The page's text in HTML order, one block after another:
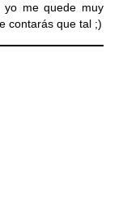
yo me quede muy
contarás que tal ;)